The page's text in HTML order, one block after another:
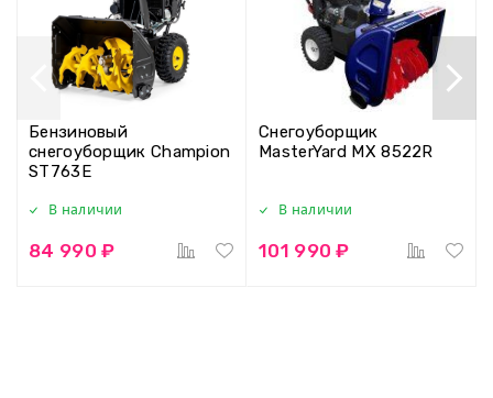
Бензиновый
снегоуборщик Champion
ST763E
В наличии
84 990 ₽
Снегоуборщик
MasterYard MX 8522R
В наличии
101 990 ₽